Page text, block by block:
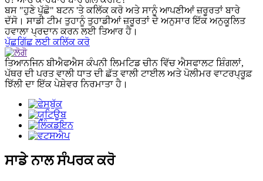
ਬਸ "ਹੁਣੇ ਪੁੱਛੋ" ਬਟਨ 'ਤੇ ਕਲਿੱਕ ਕਰੋ ਅਤੇ ਸਾਨੂੰ ਆਪਣੀਆਂ ਜ਼ਰੂਰਤਾਂ ਬਾਰੇ
ਦੱਸੋ। ਸਾਡੀ ਟੀਮ ਤੁਹਾਨੂੰ ਤੁਹਾਡੀਆਂ ਜ਼ਰੂਰਤਾਂ ਦੇ ਅਨੁਸਾਰ ਇੱਕ ਅਨੁਕੂਲਿਤ
ਹਵਾਲਾ ਪ੍ਰਦਾਨ ਕਰਨ ਲਈ ਤਿਆਰ ਹੈ।
ਪੁੱਛਗਿੱਛ ਲਈ ਕਲਿੱਕ ਕਰੋ
ਤਿਆਨਜਿਨ ਬੀਐਫਐਸ ਕੰਪਨੀ ਲਿਮਟਿਡ ਚੀਨ ਵਿੱਚ ਐਸਫਾਲਟ ਸ਼ਿੰਗਲਾਂ,
ਪੱਥਰ ਦੀ ਪਰਤ ਵਾਲੀ ਧਾਤ ਦੀ ਛੱਤ ਵਾਲੀ ਟਾਈਲ ਅਤੇ ਪੋਲੀਮਰ ਵਾਟਰਪ੍ਰੂਫ਼
ਝਿੱਲੀ ਦਾ ਇੱਕ ਪੇਸ਼ੇਵਰ ਨਿਰਮਾਤਾ ਹੈ।
ਸਾਡੇ ਨਾਲ ਸੰਪਰਕ ਕਰੋ